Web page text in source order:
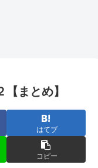
まとめ】
はてブ
コピー